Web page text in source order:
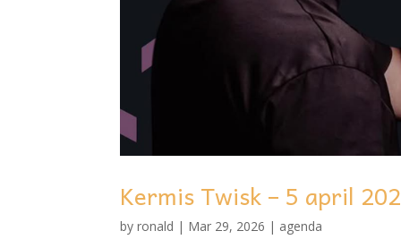
Kermis Twisk – 5 april
byronald | Mar 29, 2026 | agenda